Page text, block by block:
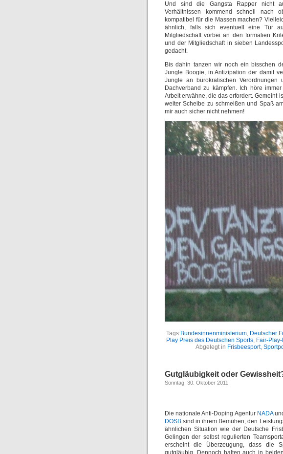
Und sind die Gangsta Rapper nicht
Verhältnissen kommend schnell nach
kompatibel für die Massen machen?
ähnlich, falls sich eventuell eine Tür
Mitgliedschaft vorbei an den formalien
und der Mitgliedschaft in sieben
gedacht.
Bis dahin tanzen wir noch ein bisschen
Jungle Boogie, in Antizipation der damit
Jungle an bürokratischen Verordnungen
Dachverband zu kämpfen. Ich höre
Arbeit erwähne, die das erfordert. Gemeint
weiter Scheibe zu schmeißen und Spaß
mir auch sicher nicht nehmen!
Tags:Bundesinnenministerium Deutscher
Play Preis des Deutschen Sports Fair-
Abgelegt in Frisbeesport,
Gutgläubigkeit oder
Sonntag, 30. Oktober 2011
Die nationale Anti-Doping Agentur NADA
DOSB sind in ihrem Bemühen, den
ähnlichen Situation wie der Deutsche
Gelingen der selbst regulierten
erscheint die Überzeugung, dass die
gutgläubig. Dennoch halten auch in